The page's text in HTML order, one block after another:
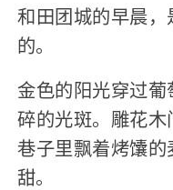
和田团城的早晨
的。
金色的阳光穿过
碎的光斑。雕花木
巷子里飘着烤馕
甜。